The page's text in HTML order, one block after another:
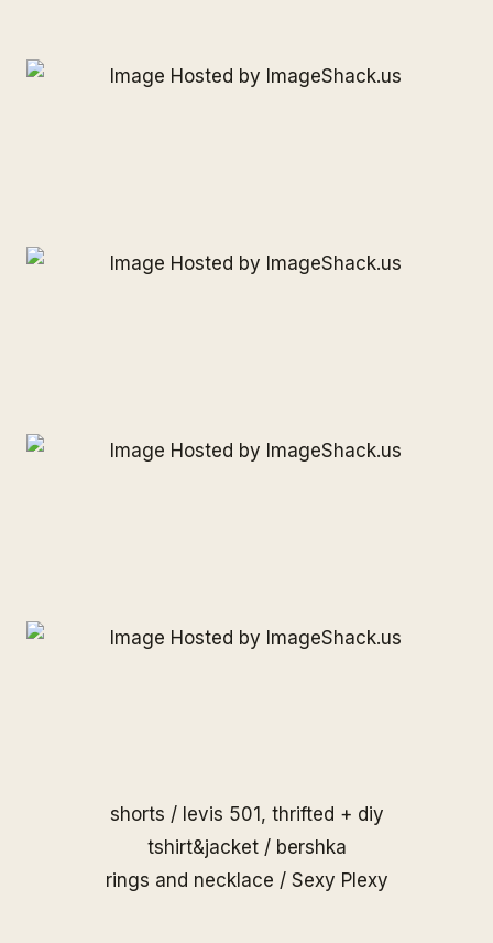
shorts / levis 501, thrifted + diy
tshirt&jacket / bershka
rings and necklace / Sexy Plexy